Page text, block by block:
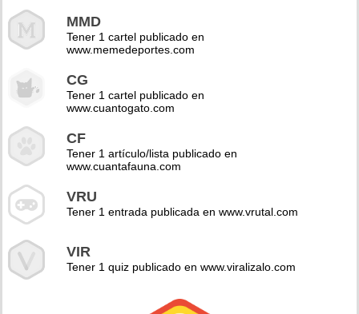
MMD
Tener 1 cartel publicado en
www.memedeportes.com
CG
Tener 1 cartel publicado en
www.cuantogato.com
CF
Tener 1 artículo/lista publicado en
www.cuantafauna.com
VRU
Tener 1 entrada publicada en www.vrutal.com
VIR
Tener 1 quiz publicado en www.viralizalo.com